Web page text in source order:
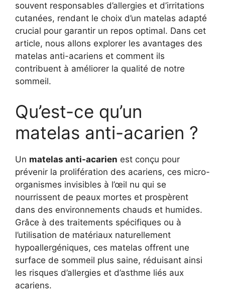
souvent responsables d’allergies et d’irritations
cutanées, rendant le choix d’un matelas adapté
crucial pour garantir un repos optimal. Dans cet
article, nous allons explorer les avantages des
matelas anti-acariens et comment ils
contribuent à améliorer la qualité de notre
sommeil.
Qu’est-ce qu’un
matelas anti-acarien ?
Un matelas anti-acarien est conçu pour
prévenir la prolifération des acariens, ces micro-
organismes invisibles à l’œil nu qui se
nourrissent de peaux mortes et prospèrent
dans des environnements chauds et humides.
Grâce à des traitements spécifiques ou à
l’utilisation de matériaux naturellement
hypoallergéniques, ces matelas offrent une
surface de sommeil plus saine, réduisant ainsi
les risques d’allergies et d’asthme liés aux
acariens.